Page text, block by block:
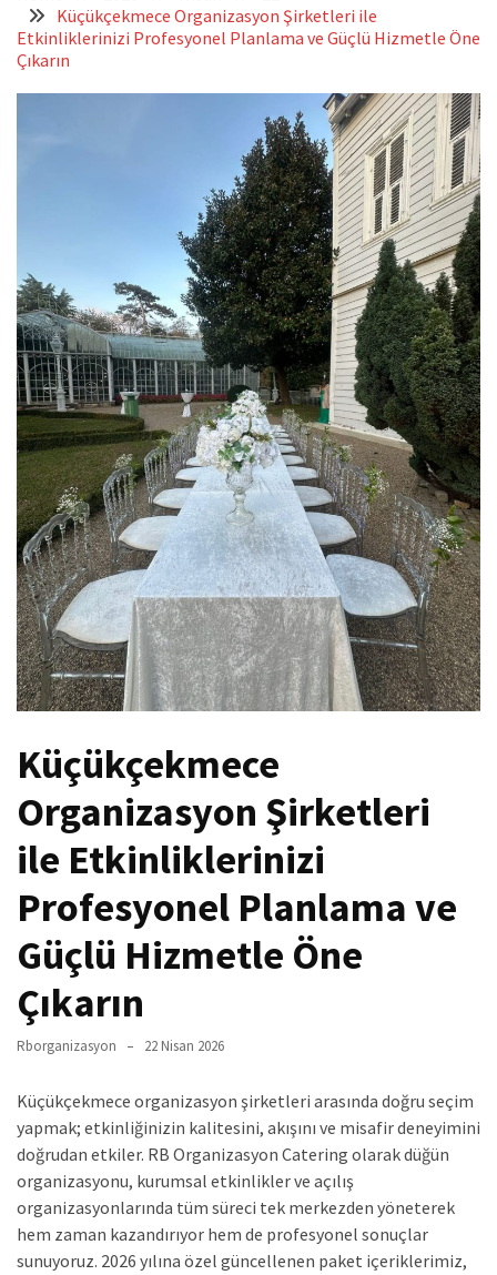
Küçükçekmece Organizasyon Şirketleri ile
Etkinliklerinizi Profesyonel Planlama ve Güçlü Hizmetle Öne
Çıkarın
Küçükçekmece
Organizasyon Şirketleri
ile Etkinliklerinizi
Profesyonel Planlama ve
Güçlü Hizmetle Öne
Çıkarın
Rborganizasyon 22 Nisan 2026
Küçükçekmece organizasyon şirketleri arasında doğru seçim
yapmak; etkinliğinizin kalitesini, akışını ve misafir deneyimini
doğrudan etkiler. RB Organizasyon Catering olarak düğün
organizasyonu, kurumsal etkinlikler ve açılış
organizasyonlarında tüm süreci tek merkezden yöneterek
hem zaman kazandırıyor hem de profesyonel sonuçlar
sunuyoruz. 2026 yılına özel güncellenen paket içeriklerimiz,